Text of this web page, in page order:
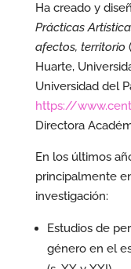
Ha creado y
Prácticas
afectos, territorio
Huarte,
Universidad del
https://
Directora
En los últimos
principalmente
investigación:
Estudios de
género en el